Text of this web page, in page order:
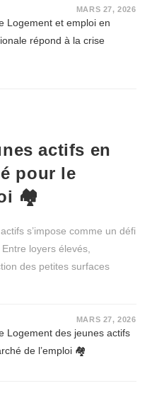
MARS 27, 2026
actifs en
pour le
🏘️
s’impose comme un défi
loyers élevés,
des petites surfaces
MARS 27, 2026